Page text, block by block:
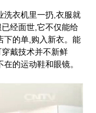
洗衣机里一扔,衣服就
经面世,它不仅能给
下的单,购入新衣。能
戴技术并不新鲜
的运动鞋和眼镜。